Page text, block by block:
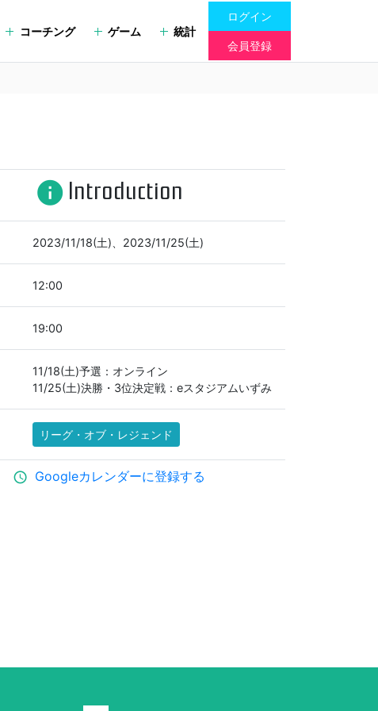
コーチング ゲーム 統計
ログイン
会員登録
info Introduction
2023/11/18(土)、2023/11/25(土)
12:00
19:00
11/18(土)予選：オンライン
11/25(土)決勝・3位決定戦：eスタジアムいずみ
リーグ・オブ・レジェンド
schedule Googleカレンダーに登録する